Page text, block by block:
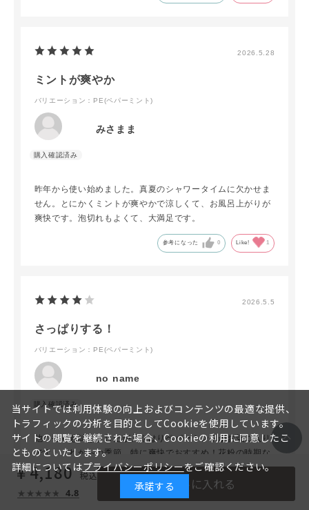
2026.5.28
ミントが爽やか
バリエーション：PE(ペパーミント)
みさまま
昨年から使い始めました。真夏のシャワータイムに欠かせま
せん。とにかくミントが爽やかで涼しくて、お風呂上がりが
爽快です。泡切れもよくて、大満足です。
参考になった 0 Like! 1
2026.5.5
さっぱりする！
バリエーション：PE(ペパーミント)
no name
他の香りも試しましたが、やはりペパーミントがお気に入り
です。これからの季節、特に爽快でおすすめ！花粉の時期な
どで、頭がムズムズしてリフレッシュしたい時にもスッキリ
します。
詰め替えレフィルがあると尚いいです。
￥4,180
4.8
カートに入れる
当サイトでは利用体験の向上およびコンテンツの最適な提供、
トラフィックの分析を目的としてCookieを使用しています。
サイトの閲覧を継続された場合、Cookieの利用に同意したこ
とものといたします。
詳細についてはプライバシーポリシーをご確認ください。
承諾する